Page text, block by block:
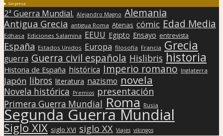
Sorpresa
2ª Guerra Mundial. Alejandro Magno Alemania
Antigua Grecia antigua Roma Atenas cómic Edad Media
Edhasa Ediciones Salamina EEUU Egipto Ensayo entrevista
España Estados Unidos Europa filosofía Francia Grecia
guerra Guerra civil española Hislibris historia
Historia de España histórica Imperio romano Inglaterra
Japón libros literatura nazismo novela
Novela histórica Premios presentación
Primera Guerra Mundial Roma Rusia
Segunda Guerra Mundial
Siglo XIX siglo XVI siglo XX Viajes vikingos